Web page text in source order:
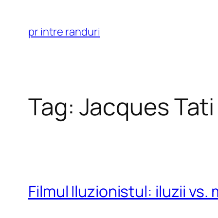
content
pr intre randuri
Tag: Jacques Tati
Filmul Iluzionistul: iluzii vs.